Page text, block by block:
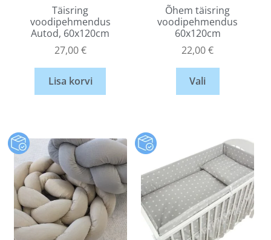
Täisring
voodipehmendus
Autod, 60x120cm
27,00€
Lisa korvi
Õhem täisring
voodipehmendus
60x120cm
22,00€
Vali